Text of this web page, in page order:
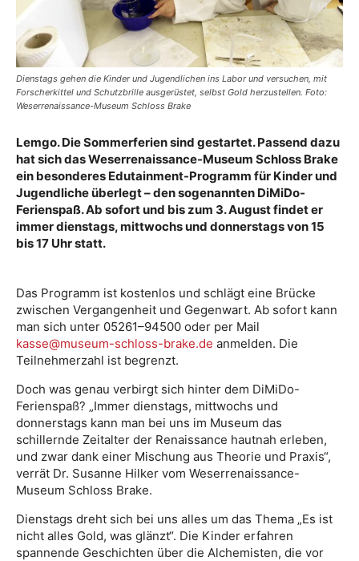
Dienstags gehen die Kinder und Jugendlichen ins Labor und versuchen, mit
Forscherkittel und Schutzbrille ausgerüstet, selbst Gold herzustellen. Foto:
Weserrenaissance-Museum Schloss Brake
Lemgo. Die Sommerferien sind gestartet. Passend dazu
hat sich das Weserrenaissance-Museum Schloss Brake
ein besonderes Edutainment-Programm für Kinder und
Jugendliche überlegt – den sogenannten DiMiDo-
Ferienspaß. Ab sofort und bis zum 3. August findet er
immer dienstags, mittwochs und donnerstags von 15
bis 17 Uhr statt.
Das Programm ist kostenlos und schlägt eine Brücke
zwischen Vergangenheit und Gegenwart. Ab sofort kann
man sich unter 05261–94500 oder per Mail
kasse@museum-schloss-brake.de anmelden. Die
Teilnehmerzahl ist begrenzt.
Doch was genau verbirgt sich hinter dem DiMiDo-
Ferienspaß? „Immer dienstags, mittwochs und
donnerstags kann man bei uns im Museum das
schillernde Zeitalter der Renaissance hautnah erleben,
und zwar dank einer Mischung aus Theorie und Praxis“,
verrät Dr. Susanne Hilker vom Weserrenaissance-
Museum Schloss Brake.
Dienstags dreht sich bei uns alles um das Thema „Es ist
nicht alles Gold, was glänzt“. Die Kinder erfahren
spannende Geschichten über die Alchemisten, die vor